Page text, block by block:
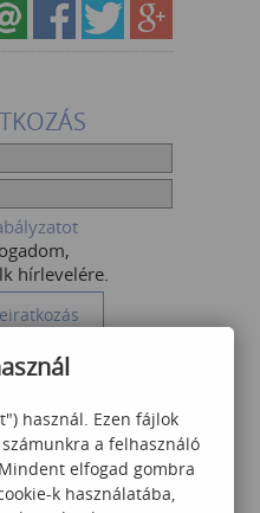
hírlevelére.
használ. Ezen fájlok
a felhasználó
elfogad gombra
k használatába,